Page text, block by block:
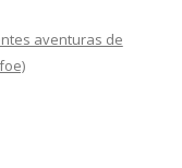
aventuras de